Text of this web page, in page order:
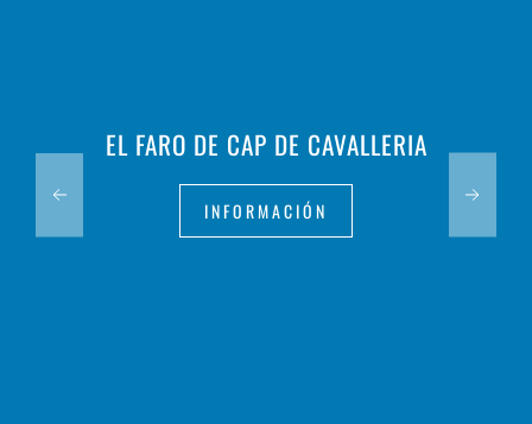
EL FARO DE CAP DE CAVALLERIA
INFORMACIÓN